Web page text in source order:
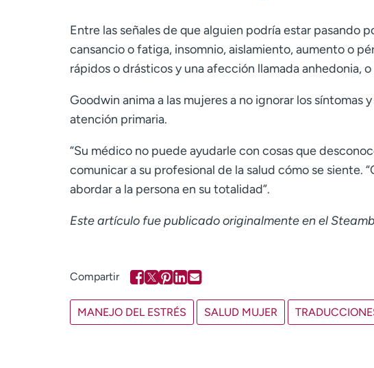
Entre las señales de que alguien podría estar pasando
cansancio o fatiga, insomnio, aislamiento, aumento o
rápidos o drásticos y una afección llamada anhedonia,
Goodwin anima a las mujeres a no ignorar los
atención primaria.
“Su médico no puede ayudarle con cosas que
comunicar a su profesional de la salud cómo se siente.
abordar a la persona en su totalidad”.
Este artículo fue publicado originalmente en el
MANEJO DEL ESTRÉS SALUD MUJER